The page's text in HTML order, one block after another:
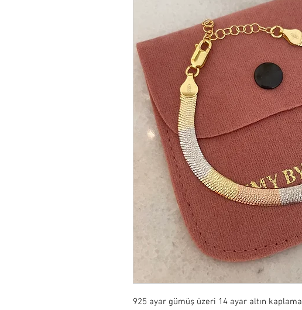
925 ayar gümüş üzeri 14 ayar altın kaplama